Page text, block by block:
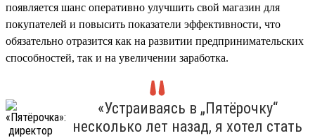
появляется шанс оперативно улучшить свой магазин для
покупателей и повысить показатели эффективности, что
обязательно отразится как на развитии предпринимательских
способностей, так и на увеличении заработка.
«Устраиваясь в „Пятёрочку“
несколько лет назад, я хотел стать